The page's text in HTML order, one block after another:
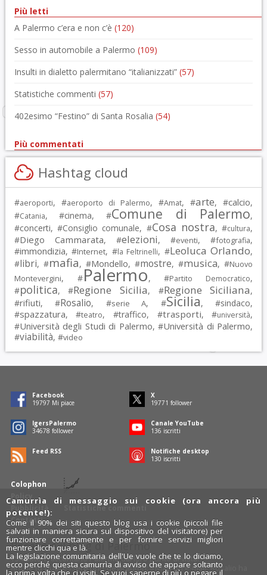
Più letti
A Palermo c’era e non c’è (120)
Sesso in automobile a Palermo (109)
Insulti in dialetto palermitano “italianizzati” (57)
Statistiche commenti (57)
402esimo “Festino” di Santa Rosalia (54)
Più commentati
Hashtag cloud
#aeroporti, #aeroporto di Palermo, #Amat, #arte, #calcio,
#Catania, #cinema, #Comune di Palermo,
#concerti, #Consiglio comunale, #Cosa nostra, #cultura,
#Diego Cammarata, #elezioni, #eventi, #fotografia,
#immondizia, #Internet, #la Feltrinelli, #Leoluca Orlando,
#libri, #mafia, #Mondello, #mostre, #musica, #Nuovo
Montevergini, #Palermo, #Partito Democratico,
#politica, #Regione Sicilia, #Regione Siciliana,
#rifiuti, #Rosalio, #serie A, #Sicilia, #sindaco,
#spazzatura, #teatro, #traffico, #trasporti, #università,
#Università degli Studi di Palermo, #Università di Palermo,
#viabilità, #video
Colophon
Policy
Pubblicità
Contatti
Statistiche commenti
Facebook
19797 Mi piace
X
19771 follower
IgersPalermo
34678 follower
Canale YouTube
136 iscritti
Feed RSS
Notifiche desktop
130 iscritti
Rosalio è il blog di Palermo
754 autoriraccontano Palermo dal loro punto di vista.
Anche tu puoi essere uno degli autori: inviaci un' e-mail. Rosalio ha
Camurrìa di messaggio sui cookie (ora ancora più
potente!):
Come il 90% dei siti questo blog usa i cookie (piccoli file
salvati in maniera sicura sul dispositivo del visitatore) per
funzionare correttamente e per fornire servizi migliori
mentre clicchi qua e là.
La legislazione comunitaria dell'Ue vuole che te lo diciamo,
ecco perché questa camurrìa di avviso che appare soltanto
la prima volta che ci visiti. Se vuoi saperne di più o negare il